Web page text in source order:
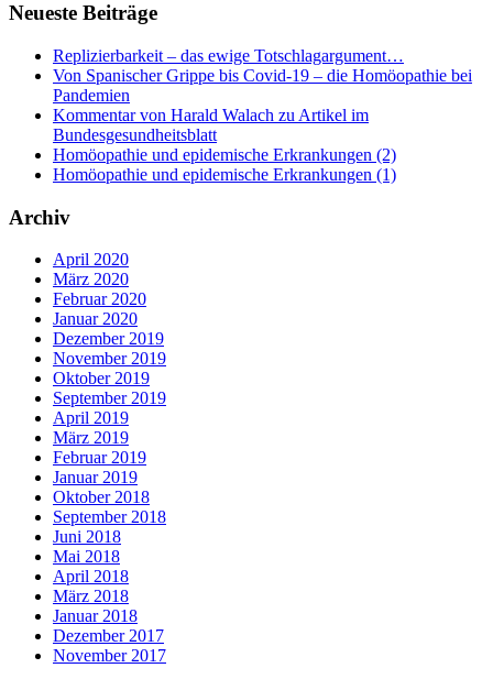
Neueste Beiträge
Replizierbarkeit – das ewige Totschlagargument…
Von Spanischer Grippe bis Covid-19 – die Homöopathie bei
Pandemien
Kommentar von Harald Walach zu Artikel im
Bundesgesundheitsblatt
Homöopathie und epidemische Erkrankungen (2)
Homöopathie und epidemische Erkrankungen (1)
Archiv
April 2020
März 2020
Februar 2020
Januar 2020
Dezember 2019
November 2019
Oktober 2019
September 2019
April 2019
März 2019
Februar 2019
Januar 2019
Oktober 2018
September 2018
Juni 2018
Mai 2018
April 2018
März 2018
Januar 2018
Dezember 2017
November 2017